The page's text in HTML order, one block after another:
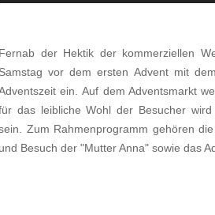
Fernab der Hektik der kommerziellen
Samstag vor dem ersten Advent mit
ein. Auf dem Adventsmarkt
das leibliche Wohl der Besucher
Zum Rahmenprogramm gehören
und Besuch der "Mutter Anna" sowie das